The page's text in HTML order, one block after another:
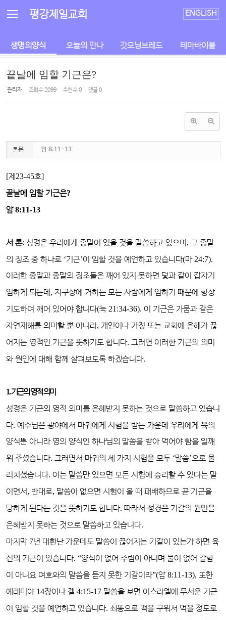
평강제일교회 ENGLISH
생명의양식 오늘의 만나 갓모닝브레드 테마바이블
끝날에 임할 기근은?
관리자 조회 수2099 추천 수0 댓글0
본문 암 8:11-13
[제 23-45호]
끝날에 임할 기근은?
암8:11-13
서 론: 성경은 우리에게 종말이 있을 것을 말씀하고 있으며, 그 종말
의 징조 중 하나로 ‘기근’이 임할 것을 예언하고 있습니다(마 24:7).
이러한 종말과 종말의 징조들은 깨어 있지 못하면 덫과 같이 갑자기
임하게 되는데 , 지구상에 거하는 모든 사람에게 임하기 때문에 항상
기도하며 깨어 있어야 합니다(눅 21:34-36). 이 기근은 가뭄과 같은
자연재해를 의미할 뿐 아니라, 개인이나 가정 또는 교회에 은혜가 끊
어지는 영적인 기근을 뜻하기도 합니다. 그러면 이러한 기근의 의미
와 원인에 대해 함께 살펴보도록 하겠습니다.
1.기근의 영적 의미
성경은 기근의 영적 의미를 은혜받지 못하는 것으로 말씀하고 있습니
다. 예수님은 광야에서 마귀에게 시험을 받는 가운데 우리에게 육의
양식뿐 아니라 영의 양식인 하나님의 말씀을 받아 먹어야 함을 일깨
워 주셨습니다. 그러면서 마귀의 세 가지 시험을 모두 ‘말씀’으로 물
리치셨습니다. 이는 말씀만 있으면 모든 시험에 승리할 수 있다는 말
이면서, 반대로, 말씀이 없으면 시험이 올 때 패배하므로 곧 기근을
당하게 된다는 것을 뜻하기도 합니다. 따라서 성경은 기갈의 원인을
은혜받지 못하는 것으로 말씀하고 있습니다.
마지막 7년 대환난 가운데도 말씀이 끊어지는 기갈이 있는가 하면 육
신의 기근이 있습니다. “양식이 없어 주림이 아니며 물이 없어 갈함
이 아니요 여호와의 말씀을 듣지 못한 기갈이라”(암 8:11-13), 또한
예레미야 14장이나 겔 4:15-17 말씀을 보면 이스라엘에 무서운 기근
이 임할 것을 예언하고 있습니다. 쇠똥으로 떡을 구워서 먹을 정도로